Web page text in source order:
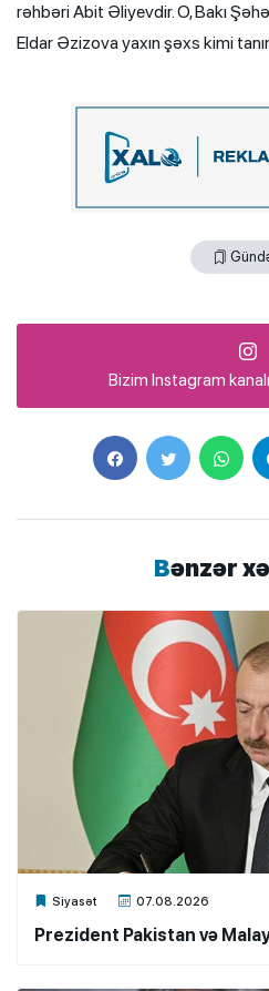
rəhbəri Abit Əliyevdir. O, Bakı
Eldar Əzizova yaxın şəxs kimi
Bizim Instagram
Bənzər
Siyasət 07.08.2026
Xalq.Online
Prezident Pakistan və